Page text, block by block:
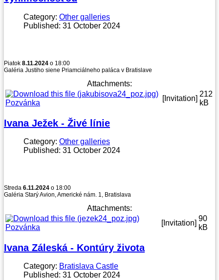
Category: Other galleries
Published: 31 October 2024
Piatok 8.11.2024 o 18:00
Galéria Justiho siene Priamciálneho paláca v Bratislave
Attachments:
Pozvánka
[Invitation]
212
kB
Ivana Ježek - Živé línie
Category: Other galleries
Published: 31 October 2024
Streda 6.11.2024 o 18:00
Galéria Starý Avion, Americké nám. 1, Bratislava
Attachments:
Pozvánka
[Invitation]
90
kB
Ivana Záleská - Kontúry života
Category: Bratislava Castle
Published: 31 October 2024